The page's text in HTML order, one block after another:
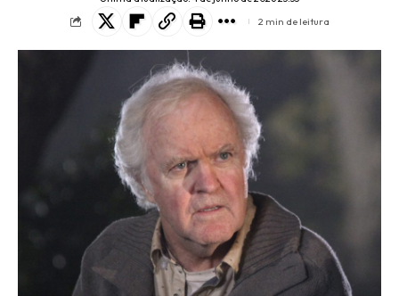
2 min de leitura